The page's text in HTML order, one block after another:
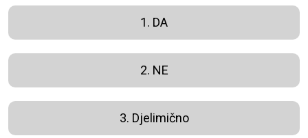
1. DA
2. NE
3. Djelimično